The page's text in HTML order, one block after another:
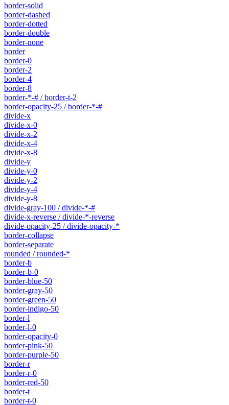
border-solid
border-dashed
border-dotted
border-double
border-none
border
border-0
border-2
border-4
border-8
border-*-# / border-t-2
border-opacity-25 / border-*-#
divide-x
divide-x-0
divide-x-2
divide-x-4
divide-x-8
divide-y
divide-y-0
divide-y-2
divide-y-4
divide-y-8
divide-gray-100 / divide-*-#
divide-x-reverse / divide-*-reverse
divide-opacity-25 / divide-opacity-*
border-collapse
border-separate
rounded / rounded-*
border-b
border-b-0
border-blue-50
border-gray-50
border-green-50
border-indigo-50
border-l
border-l-0
border-opacity-0
border-pink-50
border-purple-50
border-r
border-r-0
border-red-50
border-t
border-t-0